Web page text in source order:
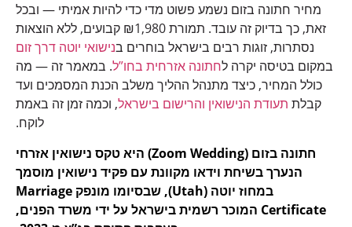
מחיר חתונה בזום נשמע פשוט מדי כדי להיות אמיתי — ובכל
זאת, כך בדיוק זה עובד. תמורת ₪1,980 קבועים, ללא הוצאות
נסתרות, זוגות רבים בישראל בוחרים בנישואי יוטה דרך זום
במקום בטיסה יקרה לחתונה אזרחית בחו”ל. במאמר זה — מה
כולל המחיר, כיצד מתנהל ההליך משלב הכנת המסמכים ועד
קבלת תעודת הנישואין והרישום בישראל, וכמה זמן זה באמת
לוקח.
חתונה בזום (Zoom Wedding) היא טקס נישואין אזרחי
הנערך בשיחת וידאו מקוונת עם פקיד נישואין מוסמך
במחוז יוטה (Utah), שבסיומו מונפק Marriage
Certificate המוכר רשמית בישראל על ידי משרד הפנים,